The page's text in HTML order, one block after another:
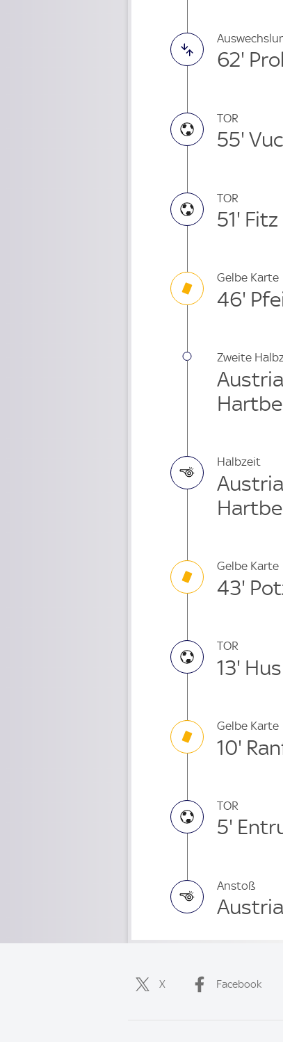
62'
TOR
55'
TOR
51' Fitz
Gelbe Karte
46'
Zweite
Austria
Halbzeit
Austria
Gelbe Karte
43'
TOR
13'
Gelbe Karte
10'
TOR
5'
Anstoß
X Facebook